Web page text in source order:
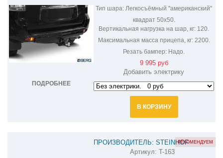
ПОДРОБНЕЕ
Тип шара: Легкосъёмный "американский"
квадрат 50х50.
Вертикальная нагрузка на шар, кг: 120.
Максимальная масса прицепа, кг:2200.
Резать бампер: Надо.
9 995 руб
Добавить электрику
В КОРЗИНУ
ПРОИЗВОДИТЕЛЬ: STEINHOF
ФАРКОП НА TOYOTA LAND CRUISER
Артикул: T-163
РЕКОМЕНДУЕМ